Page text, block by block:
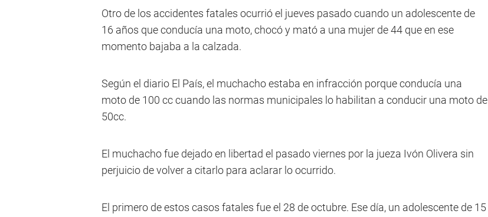
Otro de los accidentes fatales ocurrió el jueves pasado cuando un adolescente de
16 años que conducía una moto, chocó y mató a una mujer de 44 que en ese
momento bajaba a la calzada.
Según el diario El País, el muchacho estaba en infracción porque conducía una
moto de 100 cc cuando las normas municipales lo habilitan a conducir una moto de
50cc.
El muchacho fue dejado en libertad el pasado viernes por la jueza Ivón Olivera sin
perjuicio de volver a citarlo para aclarar lo ocurrido.
El primero de estos casos fatales fue el 28 de octubre. Ese día, un adolescente de 15